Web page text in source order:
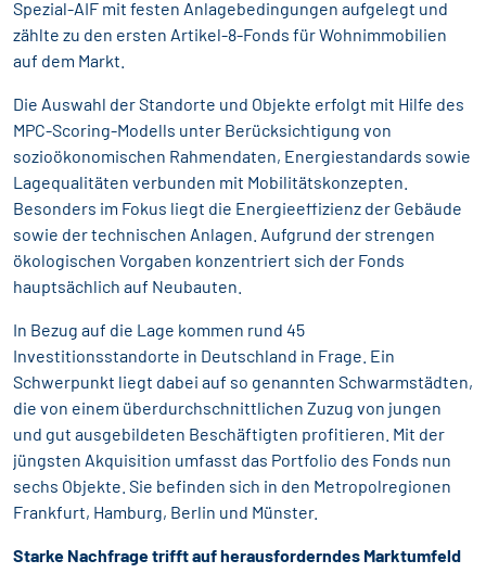
Spezial-AIF mit festen Anlagebedingungen aufgelegt und
zählte zu den ersten Artikel-8-Fonds für Wohnimmobilien
auf dem Markt.
Die Auswahl der Standorte und Objekte erfolgt mit Hilfe des
MPC-Scoring-Modells unter Berücksichtigung von
sozioökonomischen Rahmendaten, Energiestandards sowie
Lagequalitäten verbunden mit Mobilitätskonzepten.
Besonders im Fokus liegt die Energieeffizienz der Gebäude
sowie der technischen Anlagen. Aufgrund der strengen
ökologischen Vorgaben konzentriert sich der Fonds
hauptsächlich auf Neubauten.
In Bezug auf die Lage kommen rund 45
Investitionsstandorte in Deutschland in Frage. Ein
Schwerpunkt liegt dabei auf so genannten Schwarmstädten,
die von einem überdurchschnittlichen Zuzug von jungen
und gut ausgebildeten Beschäftigten profitieren. Mit der
jüngsten Akquisition umfasst das Portfolio des Fonds nun
sechs Objekte. Sie befinden sich in den Metropolregionen
Frankfurt, Hamburg, Berlin und Münster.
Starke Nachfrage trifft auf herausforderndes Marktumfeld